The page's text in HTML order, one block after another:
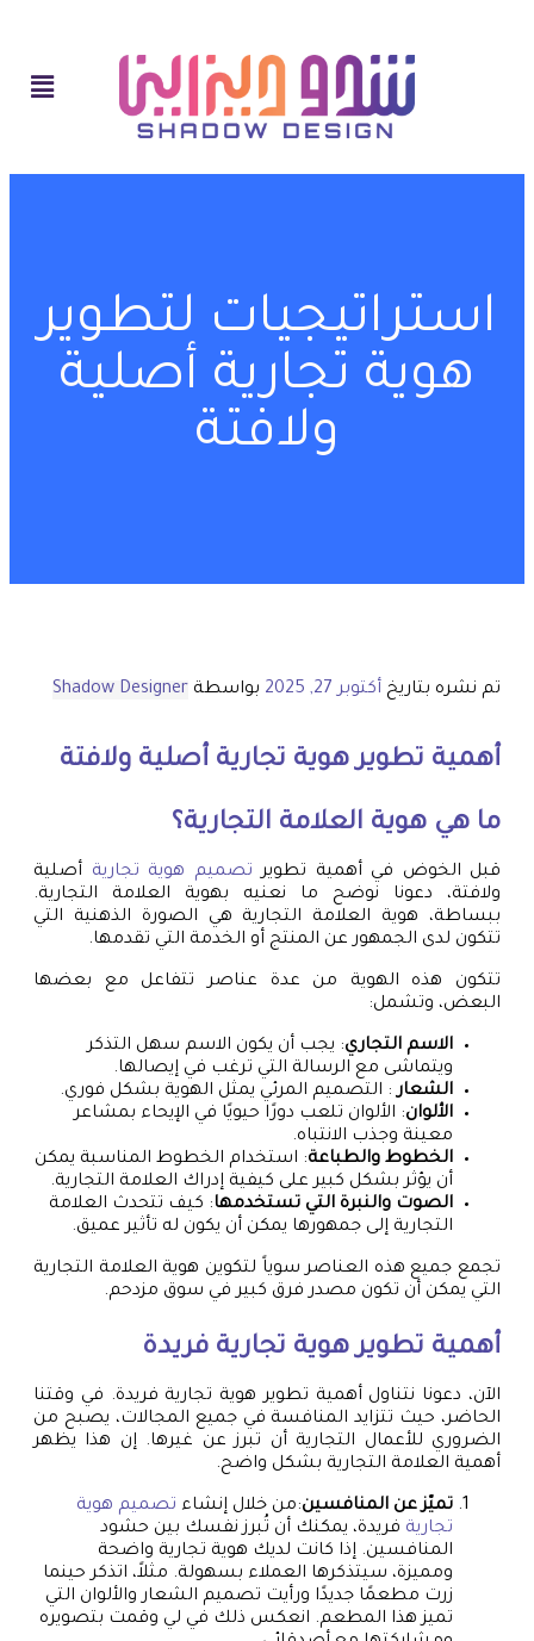
استراتيجيات لتطوير
هوية تجارية أصلية
ولافتة
تم نشره بتاريخ أكتوبر 27, 2025 بواسطة Shadow Designer
أهمية تطوير هوية تجارية أصلية ولافتة
ما هي هوية العلامة التجارية؟
قبل الخوض في أهمية تطوير تصميم هوية تجارية أصلية
ولافتة، دعونا نوضح ما نعنيه بهوية العلامة التجارية.
ببساطة، هوية العلامة التجارية هي الصورة الذهنية التي
تتكون لدى الجمهور عن المنتج أو الخدمة التي تقدمها.
تتكون هذه الهوية من عدة عناصر تتفاعل مع بعضها
البعض، وتشمل:
الاسم التجاري: يجب أن يكون الاسم سهل التذكر
ويتماشى مع الرسالة التي ترغب في إيصالها.
الشعار : التصميم المرئي يمثل الهوية بشكل فوري.
الألوان: الألوان تلعب دورًا حيويًا في الإيحاء بمشاعر
معينة وجذب الانتباه.
الخطوط والطباعة: استخدام الخطوط المناسبة يمكن
أن يؤثر بشكل كبير على كيفية إدراك العلامة التجارية.
الصوت والنبرة التي تستخدمها: كيف تتحدث العلامة
التجارية إلى جمهورها يمكن أن يكون له تأثير عميق.
تجمع جميع هذه العناصر سوياً لتكوين هوية العلامة التجارية
التي يمكن أن تكون مصدر فرق كبير في سوق مزدحم.
أهمية تطوير هوية تجارية فريدة
الآن، دعونا نتناول أهمية تطوير هوية تجارية فريدة. في وقتنا
الحاضر، حيث تتزايد المنافسة في جميع المجالات، يصبح من
الضروري للأعمال التجارية أن تبرز عن غيرها. إن هذا يظهر
أهمية العلامة التجارية بشكل واضح.
تميّز عن المنافسين:من خلال إنشاء تصميم هوية
تجارية فريدة، يمكنك أن تُبرز نفسك بين حشود
المنافسين. إذا كانت لديك هوية تجارية واضحة
ومميزة، سيتذكرها العملاء بسهولة. مثلاً، اتذكر حينما
زرت مطعمًا جديدًا ورأيت تصميم الشعار والألوان التي
تميز هذا المطعم. انعكس ذلك في لي وقمت بتصويره